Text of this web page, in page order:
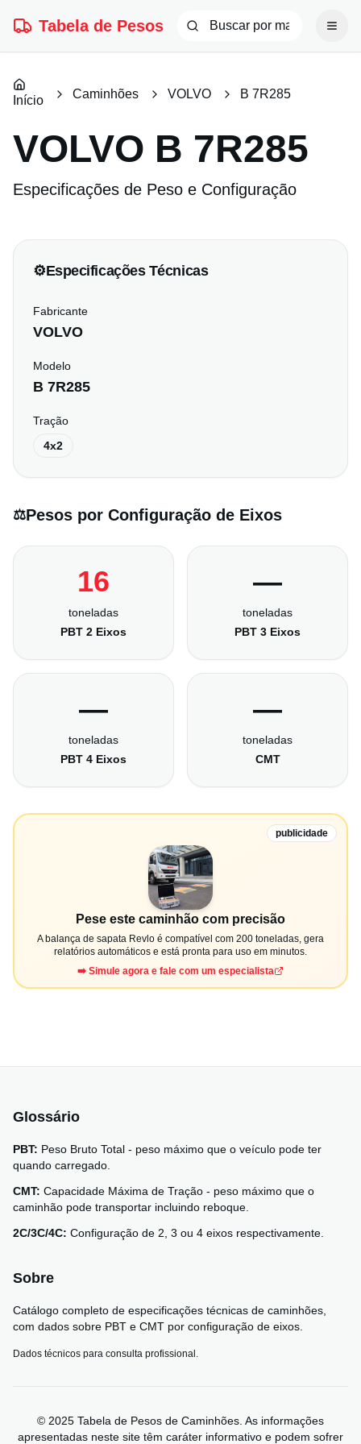
Tabela de Pesos
Início Caminhões VOLVO B 7R285
VOLVO B 7R285
Especificações de Peso e Configuração
⚙️Especificações Técnicas
Fabricante
VOLVO
Modelo
B 7R285
Tração
4x2
⚖️Pesos por Configuração de Eixos
16
toneladas
PBT 2 Eixos
—
toneladas
PBT 3 Eixos
—
toneladas
PBT 4 Eixos
—
toneladas
CMT
publicidade
Pese este caminhão com precisão
A balança de sapata Revlo é compatível com 200 toneladas, gera
relatórios automáticos e está pronta para uso em minutos.
➡️ Simule agora e fale com um especialista
Glossário
PBT: Peso Bruto Total - peso máximo que o veículo pode ter
quando carregado.
CMT: Capacidade Máxima de Tração - peso máximo que o
caminhão pode transportar incluindo reboque.
2C/3C/4C: Configuração de 2, 3 ou 4 eixos respectivamente.
Sobre
Catálogo completo de especificações técnicas de caminhões,
com dados sobre PBT e CMT por configuração de eixos.
Dados técnicos para consulta profissional.
© 2025 Tabela de Pesos de Caminhões. As informações
apresentadas neste site têm caráter informativo e podem sofrer